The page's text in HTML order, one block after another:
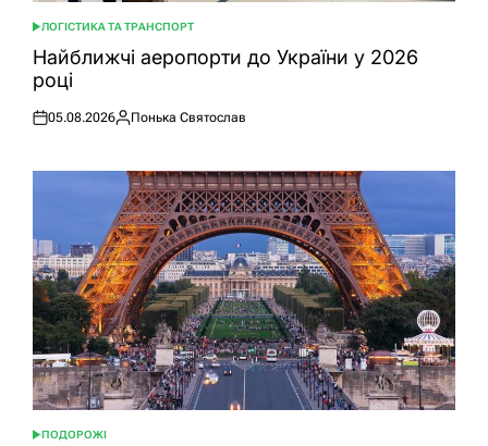
ОПУБЛІКУВАТИ
У
ЛОГІСТИКА ТА ТРАНСПОРТ
Найближчі аеропорти до України у 2026
році
Оприлюднено
05.08.2026
Опубліковано
Понька Святослав
ОПУБЛІКУВАТИ
ПОДОРОЖІ